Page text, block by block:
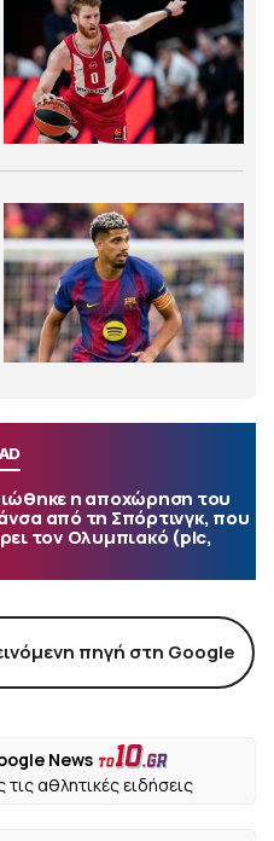
η αποχώρηση του
από τη Σπόρτινγκ, που
τον Ολυμπιακό (pic,
πηγή στη Google
News
αθλητικές ειδήσεις